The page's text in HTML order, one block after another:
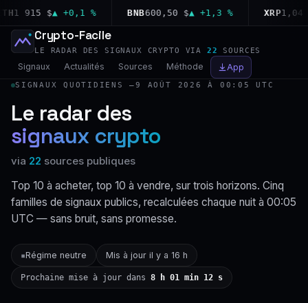
915 $▲ +0,1 % BNB600,50 $▲ +1,3 % XRP1,04 $▲
Crypto-Facile
LE RADAR DES SIGNAUX CRYPTO VIA 22 SOURCES
Signaux Actualités Sources Méthode App
SIGNAUX QUOTIDIENS —9 AOÛT 2026 À 00:05 UTC
Le radar des
signaux crypto
via 22 sources publiques
Top 10 à acheter, top 10 à vendre, sur trois horizons. Cinq
familles de signaux publics, recalculées chaque nuit à 00:05
UTC — sans bruit, sans promesse.
▪Régime neutre Mis à jour il y a 16 h
Prochaine mise à jour dans 8 h 01 min 11 s